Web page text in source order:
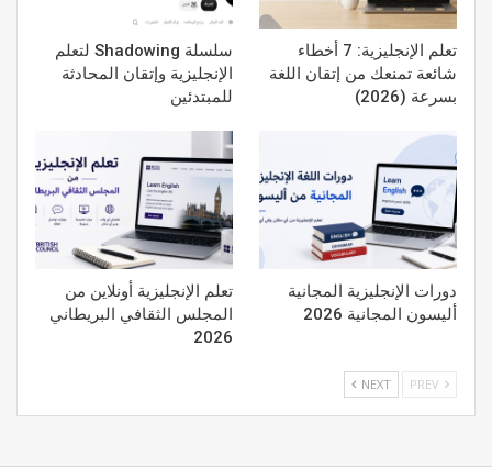
تعلم الإنجليزية: 7 أخطاء
شائعة تمنعك من إتقان اللغة
بسرعة (2026)
سلسلة Shadowing لتعلم
الإنجليزية وإتقان المحادثة
للمبتدئين
دورات الإنجليزية المجانية
أليسون المجانية 2026
تعلم الإنجليزية أونلاين من
المجلس الثقافي البريطاني
2026
NEXT